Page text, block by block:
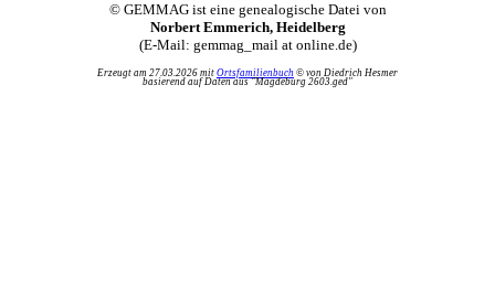
© GEMMAG ist eine genealogische Datei von
Norbert Emmerich, Heidelberg
(E-Mail: gemmag_mail at online.de)
Erzeugt am 27.03.2026 mit Ortsfamilienbuch © von Diedrich Hesmer
basierend auf Daten aus "Magdeburg 2603.ged"